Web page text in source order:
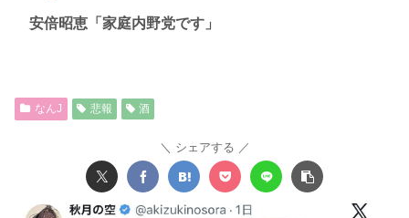
安倍昭恵「家庭内野党です」
なんJ 悲報 酒
シェアする